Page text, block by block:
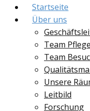
Startseite
Über uns
Team Pflege
Team
Unsere
Leitbild
Forschung